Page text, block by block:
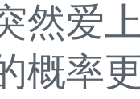
然爱
概率